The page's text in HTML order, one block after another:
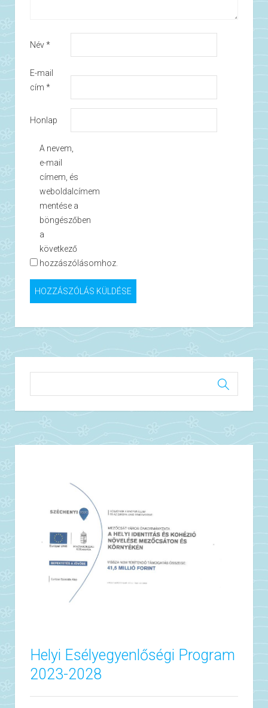
Név*
E-mail
cím *
Honlap
A nevem,
e-mail
címem, és
weboldalcímem
mentése a
böngészőben
a
következő
hozzászólásomhoz.
Helyi Esélyegyenlőségi Program
2023-2028